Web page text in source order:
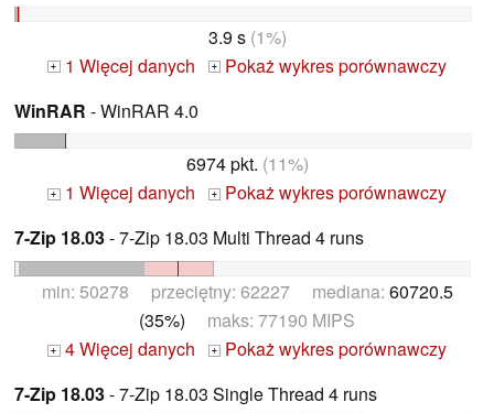
3.9 s(1%)
+ 1 Więcej danych +
Pokaż wykres porównawczy
WinRAR - WinRAR 4.0
6974 pkt. (11%)
+ 1 Więcej danych +
Pokaż wykres porównawczy
7-Zip 18.03- 7-Zip 18.03 Multi Thread 4 runs
min: 50278 przeciętny: 62227 mediana: 60720.5
(35%) maks: 77190 MIPS
+ 4 Więcej danych +
Pokaż wykres porównawczy
7-Zip 18.03- 7-Zip 18.03 Single Thread 4 runs